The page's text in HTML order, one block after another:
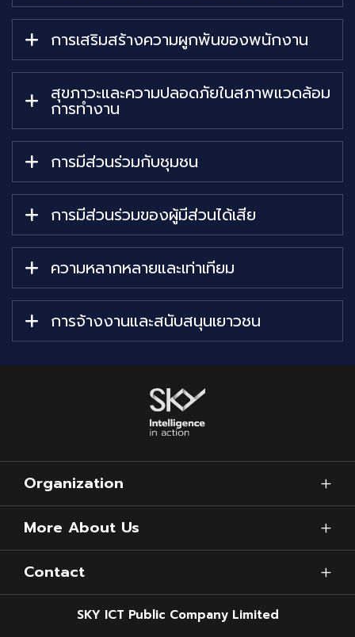
การเสริมสร้างความผูกพันของพนักงาน
สุขภาวะและความปลอดภัยในสภาพแวดล้อม
การทำงาน
การมีส่วนร่วมกับชุมชน
การมีส่วนร่วมของผู้มีส่วนได้เสีย
ความหลากหลายและเท่าเทียม
การจ้างงานและสนับสนุนเยาวชน
Organization
More About Us
Contact
SKY ICT Public Company Limited